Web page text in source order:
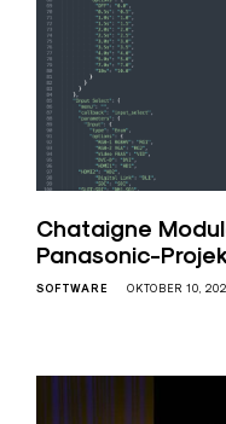
Chataigne
Panasonic-
SOFTWARE OKTOBER 10,